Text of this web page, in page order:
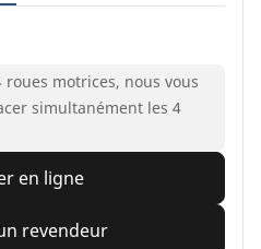
motrices, nous vous
simultanément les 4
en ligne
revendeur